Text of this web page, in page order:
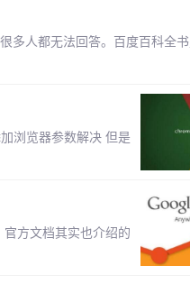
多人都无法回答。百度百科全
浏览器参数解决 但是
方文档其实也介绍的